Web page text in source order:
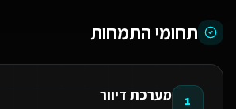
תחומי התמחות
1 מערכת דיוור